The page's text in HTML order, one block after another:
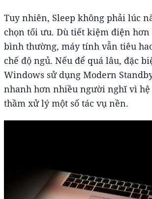
Tuy nhiên, Sleep không phải lúc
chọn tối ưu. Dù tiết kiệm điện
bình thường, máy tính vẫn tiêu
chế độ ngủ. Nếu để quá lâu, đặc
Windows sử dụng Modern
nhanh hơn nhiều người nghĩ vì hệ
thầm xử lý một số tác vụ nền.